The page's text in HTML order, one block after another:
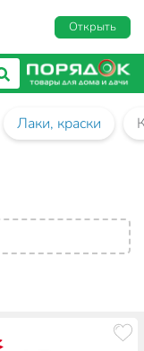
Открыть
Лаки, краски